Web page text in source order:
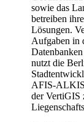
sowie das
betreiben
Lösungen.
Aufgaben in
nutzt die
AFIS-
der VertiGIS